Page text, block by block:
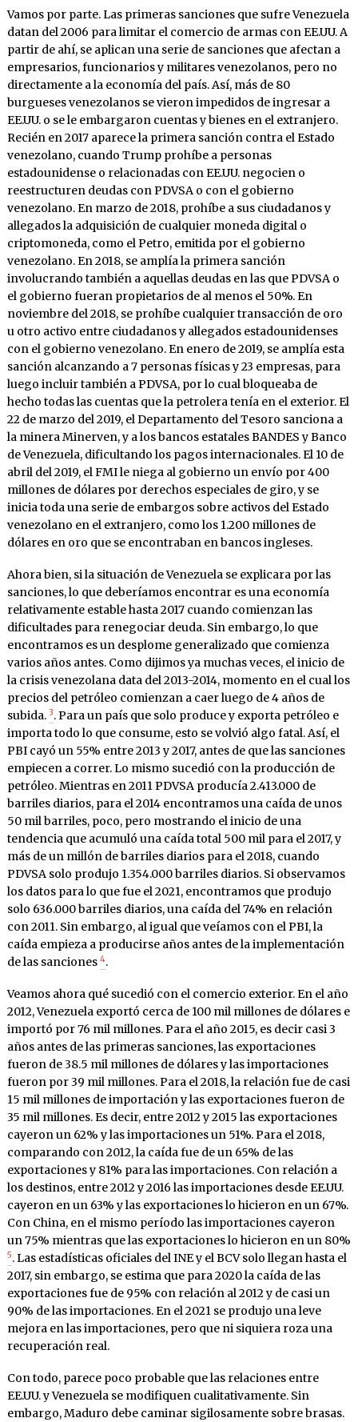
Vamos por parte. Las primeras sanciones que sufre Venezuela
datan del 2006 para limitar el comercio de armas con EE.UU. A
partir de ahí, se aplican una serie de sanciones que afectan a
empresarios, funcionarios y militares venezolanos, pero no
directamente a la economía del país. Así, más de 80
burgueses venezolanos se vieron impedidos de ingresar a
EE.UU. o se le embargaron cuentas y bienes en el extranjero.
Recién en 2017 aparece la primera sanción contra el Estado
venezolano, cuando Trump prohíbe a personas
estadounidense o relacionadas con EE.UU. negocien o
reestructuren deudas con PDVSA o con el gobierno
venezolano. En marzo de 2018, prohíbe a sus ciudadanos y
allegados la adquisición de cualquier moneda digital o
criptomoneda, como el Petro, emitida por el gobierno
venezolano. En 2018, se amplía la primera sanción
involucrando también a aquellas deudas en las que PDVSA o
el gobierno fueran propietarios de al menos el 50%. En
noviembre del 2018, se prohíbe cualquier transacción de oro
u otro activo entre ciudadanos y allegados estadounidenses
con el gobierno venezolano. En enero de 2019, se amplía esta
sanción alcanzando a 7 personas físicas y 23 empresas, para
luego incluir también a PDVSA, por lo cual bloqueaba de
hecho todas las cuentas que la petrolera tenía en el exterior. El
22 de marzo del 2019, el Departamento del Tesoro sanciona a
la minera Minerven, y a los bancos estatales BANDES y Banco
de Venezuela, dificultando los pagos internacionales. El 10 de
abril del 2019, el FMI le niega al gobierno un envío por 400
millones de dólares por derechos especiales de giro, y se
inicia toda una serie de embargos sobre activos del Estado
venezolano en el extranjero, como los 1.200 millones de
dólares en oro que se encontraban en bancos ingleses.
Ahora bien, si la situación de Venezuela se explicara por las
sanciones, lo que deberíamos encontrar es una economía
relativamente estable hasta 2017 cuando comienzan las
dificultades para renegociar deuda. Sin embargo, lo que
encontramos es un desplome generalizado que comienza
varios años antes. Como dijimos ya muchas veces, el inicio de
la crisis venezolana data del 2013-2014, momento en el cual los
precios del petróleo comienzan a caer luego de 4 años de
subida. 3. Para un país que solo produce y exporta petróleo e
importa todo lo que consume, esto se volvió algo fatal. Así, el
PBI cayó un 55% entre 2013 y 2017, antes de que las sanciones
empiecen a correr. Lo mismo sucedió con la producción de
petróleo. Mientras en 2011 PDVSA producía 2.413.000 de
barriles diarios, para el 2014 encontramos una caída de unos
50 mil barriles, poco, pero mostrando el inicio de una
tendencia que acumuló una caída total 500 mil para el 2017, y
más de un millón de barriles diarios para el 2018, cuando
PDVSA solo produjo 1.354.000 barriles diarios. Si observamos
los datos para lo que fue el 2021, encontramos que produjo
solo 636.000 barriles diarios, una caída del 74% en relación
con 2011. Sin embargo, al igual que veíamos con el PBI, la
caída empieza a producirse años antes de la implementación
de las sanciones 4.
Veamos ahora qué sucedió con el comercio exterior. En el año
2012, Venezuela exportó cerca de 100 mil millones de dólares e
importó por 76 mil millones. Para el año 2015, es decir casi 3
años antes de las primeras sanciones, las exportaciones
fueron de 38.5 mil millones de dólares y las importaciones
fueron por 39 mil millones. Para el 2018, la relación fue de casi
15 mil millones de importación y las exportaciones fueron de
35 mil millones. Es decir, entre 2012 y 2015 las exportaciones
cayeron un 62% y las importaciones un 51%. Para el 2018,
comparando con 2012, la caída fue de un 65% de las
exportaciones y 81% para las importaciones. Con relación a
los destinos, entre 2012 y 2016 las importaciones desde EE.UU.
cayeron en un 63% y las exportaciones lo hicieron en un 67%.
Con China, en el mismo período las importaciones cayeron
un 75% mientras que las exportaciones lo hicieron en un 80%
5. Las estadísticas oficiales del INE y el BCV solo llegan hasta el
2017, sin embargo, se estima que para 2020 la caída de las
exportaciones fue de 95% con relación al 2012 y de casi un
90% de las importaciones. En el 2021 se produjo una leve
mejora en las importaciones, pero que ni siquiera roza una
recuperación real.
Con todo, parece poco probable que las relaciones entre
EE.UU. y Venezuela se modifiquen cualitativamente. Sin
embargo, Maduro debe caminar sigilosamente sobre brasas.